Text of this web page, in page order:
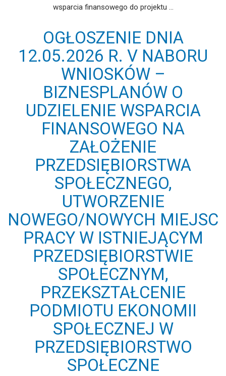
wsparcia finansowego do projektu …
OGŁOSZENIE DNIA
12.05.2026 R. V NABORU
WNIOSKÓW –
BIZNESPLANÓW O
UDZIELENIE WSPARCIA
FINANSOWEGO NA
ZAŁOŻENIE
PRZEDSIĘBIORSTWA
SPOŁECZNEGO,
UTWORZENIE
NOWEGO/NOWYCH MIEJSC
PRACY W ISTNIEJĄCYM
PRZEDSIĘBIORSTWIE
SPOŁECZNYM,
PRZEKSZTAŁCENIE
PODMIOTU EKONOMII
SPOŁECZNEJ W
PRZEDSIĘBIORSTWO
SPOŁECZNE